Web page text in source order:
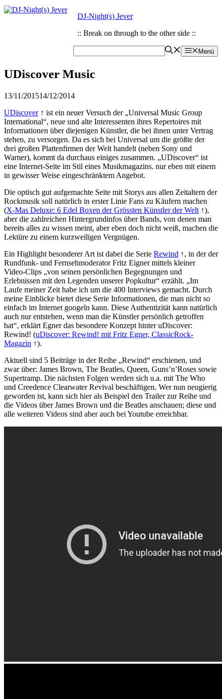
Zum
Zum
DJ-Night(s) Jever
:: Break on through to the other side ::
Menü
UDiscover Music
13/11/201514/12/2014
UDiscover↑ ist ein neuer Versuch der „Universal Music Group
International“, neue und alte Interessenten ihres Repertoires mit
Informationen über diejenigen Künstler, die bei ihnen unter Vertrag
stehen, zu versorgen. Da es sich bei Universal um die größte der
drei großen Plattenfirmen der Welt handelt (neben Sony und
Warner), kommt da durchaus einiges zusammen. „UDiscover“ ist
eine Internet-Seite im Stil eines Musikmagazins. nur eben mit einem
in gewisser Weise eingeschränktem Angebot.
Die optisch gut aufgemachte Seite mit Storys aus allen Zeitaltern der
Rockmusik soll natürlich in erster Linie Fans zu Käufern machen
(X-Mas Deluxe: 6 Edel Boxen der Grössten Künstler der Welt ↑),
aber die zahlreichen Hintergrundinfos über Bands, von denen man
bereits alles zu wissen meint, aber eben doch nicht weiß, machen die
Lektüre zu einem kurzweiligen Vergnügen.
Ein Highlight besonderer Art ist dabei die Serie Rewind ↑, in der der
Rundfunk- und Fernsehmoderator Fritz Eigner mittels kleiner
Video-Clips „von seinen persönlichen Begegnungen und
Erlebnissen mit den Legenden unserer Popkultur“ erzählt. „Im
Laufe meiner Zeit habe ich um die 400 Interviews gemacht. Durch
meine Einblicke bietet diese Serie Informationen, die man nicht so
einfach im Internet googeln kann. Diese Authentizität kann natürlich
auch nur entstehen, wenn man die Künstler persönlich getroffen
hat“, erklärt Egner das besondere Konzept hinter uDiscover:
Rewind! (uDiscover: Rewind! mit Fritz Egner, ClassicRock-
Magazin ↑).
Aktuell sind 5 Beiträge in der Reihe „Rewind“ erschienen, und
zwar über: James Brown, The Beatles, Queen, Guns’n’Roses sowie
Supertramp. Die nächsten Folgen werden sich u.a. mit The Who
und Creedence Clearwater Revival beschäftigen. Wer nun neugierig
geworden ist, kann sich hier als Beispiel den Trailer zur Reihe und
die Videos über James Brown und die Beatles anschauen; diese und
alle weiteren Videos sind aber auch bei Youtube erreichbar.